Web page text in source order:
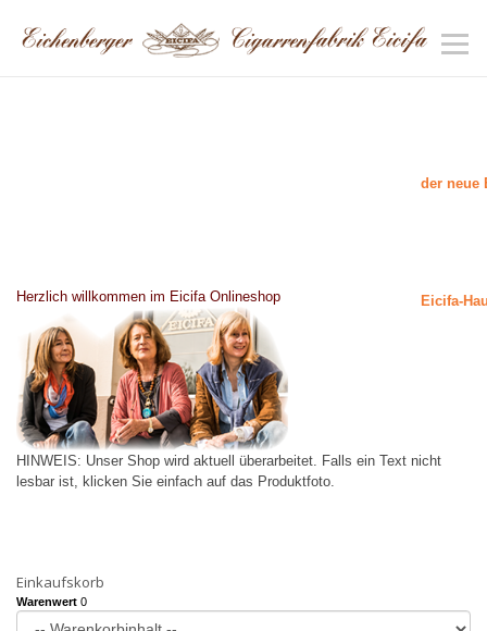
Herzlich willkommen im Eicifa Onlineshop
der neue
Eicifa-
HINWEIS: Unser Shop wird aktuell überarbeitet. Falls ein Text nicht
lesbar ist, klicken Sie einfach auf das Produktfoto.
Einkaufskorb
Warenwert 0